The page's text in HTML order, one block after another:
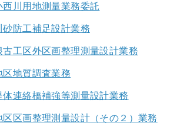
川用地測量業務委託
防工補足設計業務
工区外区画整理測量設計業務
区地質調査業務
連絡橋補強等測量設計業務
区画整理測量設計（その２）業務